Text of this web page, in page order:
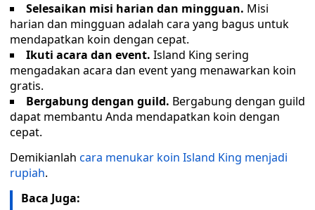
Selesaikan misi harian dan mingguan. Misi
harian dan mingguan adalah cara yang bagus untuk
mendapatkan koin dengan cepat.
Ikuti acara dan event. Island King sering
mengadakan acara dan event yang menawarkan koin
gratis.
Bergabung dengan guild. Bergabung dengan guild
dapat membantu Anda mendapatkan koin dengan
cepat.
Demikianlah cara menukar koin Island King menjadi
rupiah.
Baca Juga: